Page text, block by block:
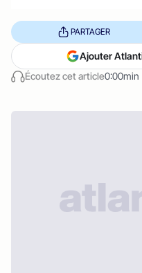
Écoutez cet article0:00min
PARTAGER
Ajouter